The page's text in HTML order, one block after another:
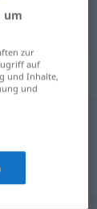
um
zur
auf
und Inhalte,
und